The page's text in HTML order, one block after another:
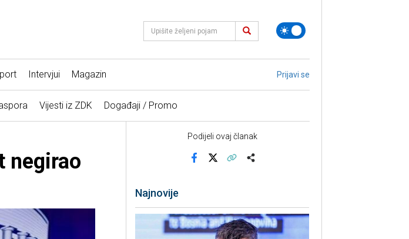
Intervjui Magazin Prijavi se
Vijesti iz ZDK Događaji / Promo
negirao
Podijeli ovaj članak
Najnovije